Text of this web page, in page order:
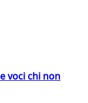
voci chi non